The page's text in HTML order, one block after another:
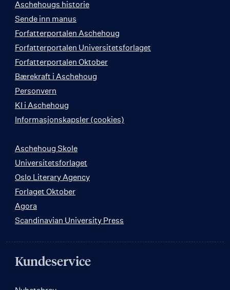
Aschehougs historie
Sende inn manus
Forfatterportalen Aschehoug
Forfatterportalen Universitetsforlaget
Forfatterportalen Oktober
Bærekraft i Aschehoug
Personvern
KI i Aschehoug
Informasjonskapsler (cookies)
Aschehoug Skole
Universitetsforlaget
Oslo Literary Agency
Forlaget Oktober
Agora
Scandinavian University Press
Kundeservice